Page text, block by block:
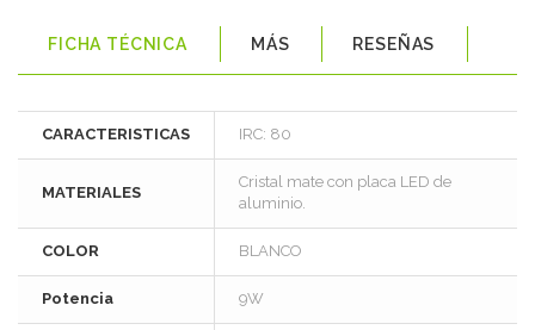
FICHA TÉCNICA MÁS RESEÑAS
CARACTERISTICAS IRC: 80
MATERIALES
Cristal mate con placa LED de
aluminio.
COLOR BLANCO
Potencia 9W